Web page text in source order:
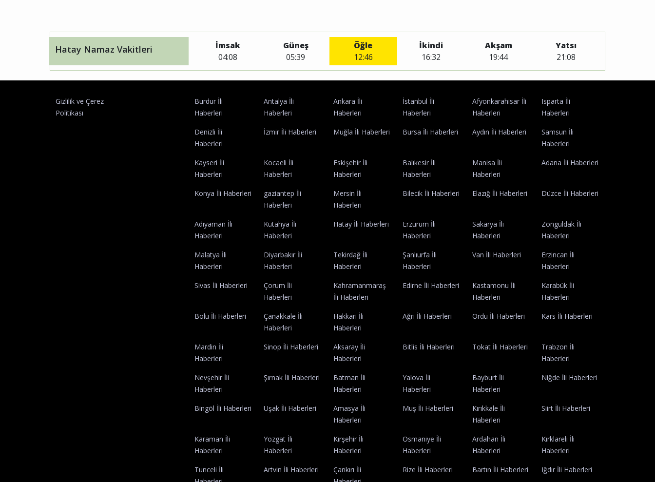
Hatay Namaz Vakitleri
İmsak
04:08
Güneş
05:39
Öğle
12:46
İkindi
16:32
Akşam
19:44
Yatsı
21:08
Gizlilik ve Çerez
Politikası
Burdur İli
Haberleri
Antalya İli
Haberleri
Ankara İli
Haberleri
İstanbul İli
Haberleri
Afyonkarahisar İli
Haberleri
Isparta İli
Haberleri
Denizli İli
Haberleri
İzmir İli Haberleri Muğla İli Haberleri Bursa İli Haberleri Aydın İli Haberleri
Samsun İli
Haberleri
Kayseri İli
Haberleri
Kocaeli İli
Haberleri
Eskişehir İli
Haberleri
Balıkesir İli
Haberleri
Manisa İli
Haberleri
Adana İli Haberleri
Konya İli Haberleri
gaziantep İli
Haberleri
Mersin İli
Haberleri
Bilecik İli Haberleri Elazığ İli Haberleri Düzce İli Haberleri
Adıyaman İli
Haberleri
Kütahya İli
Haberleri
Hatay İli Haberleri
Erzurum İli
Haberleri
Sakarya İli
Haberleri
Zonguldak İli
Haberleri
Malatya İli
Haberleri
Diyarbakır İli
Haberleri
Tekirdağ İli
Haberleri
Şanlıurfa İli
Haberleri
Van İli Haberleri
Erzincan İli
Haberleri
Sivas İli Haberleri
Çorum İli
Haberleri
Kahramanmaraş
İli Haberleri
Edirne İli Haberleri
Kastamonu İli
Haberleri
Karabük İli
Haberleri
Bolu İli Haberleri
Çanakkale İli
Haberleri
Hakkari İli
Haberleri
Ağrı İli Haberleri Ordu İli Haberleri Kars İli Haberleri
Mardin İli
Haberleri
Sinop İli Haberleri
Aksaray İli
Haberleri
Bitlis İli Haberleri Tokat İli Haberleri
Trabzon İli
Haberleri
Nevşehir İli
Haberleri
Şırnak İli Haberleri
Batman İli
Haberleri
Yalova İli
Haberleri
Bayburt İli
Haberleri
Niğde İli Haberleri
Bingöl İli Haberleri Uşak İli Haberleri
Amasya İli
Haberleri
Muş İli Haberleri
Kırıkkale İli
Haberleri
Siirt İli Haberleri
Karaman İli
Haberleri
Yozgat İli
Haberleri
Kırşehir İli
Haberleri
Osmaniye İli
Haberleri
Ardahan İli
Haberleri
Kırklareli İli
Haberleri
Tunceli İli
Artvin İli Haberleri
Çankırı İli
Rize İli Haberleri Bartın İli Haberleri Iğdır İli Haberleri